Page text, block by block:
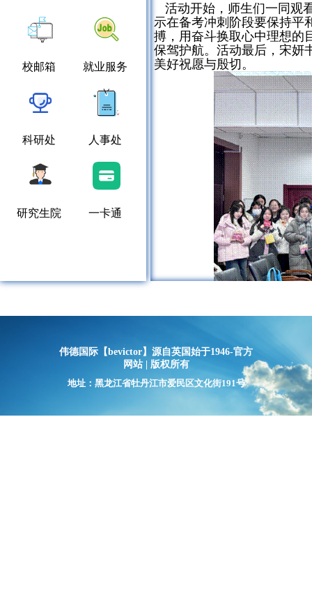
校邮箱 就业服务
科研处 人事处
研究生院 一卡通
活动开始，师生们一同观
示在备考冲刺阶段要保持平
搏，用奋斗换取心中理想的
保驾护航。活动最后，宋妍
美好祝愿与殷切。
伟德国际【bevictor】源自英国始于1946-官方
网站 | 版权所有
地址：黑龙江省牡丹江市爱民区文化街191号